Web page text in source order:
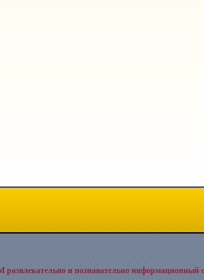
развлекательно и познавательно информационный